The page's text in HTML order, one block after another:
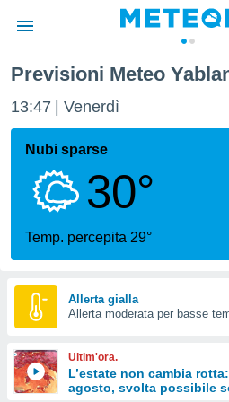
di
per
le
di
Web
le
Previsioni Meteo
13:47 Venerdì
Nubi sparse
30°
Temp. percepita 29°
Allerta gialla
Allerta moderata per basse
Ultim'ora.
L’estate non cambia
agosto, svolta possibile